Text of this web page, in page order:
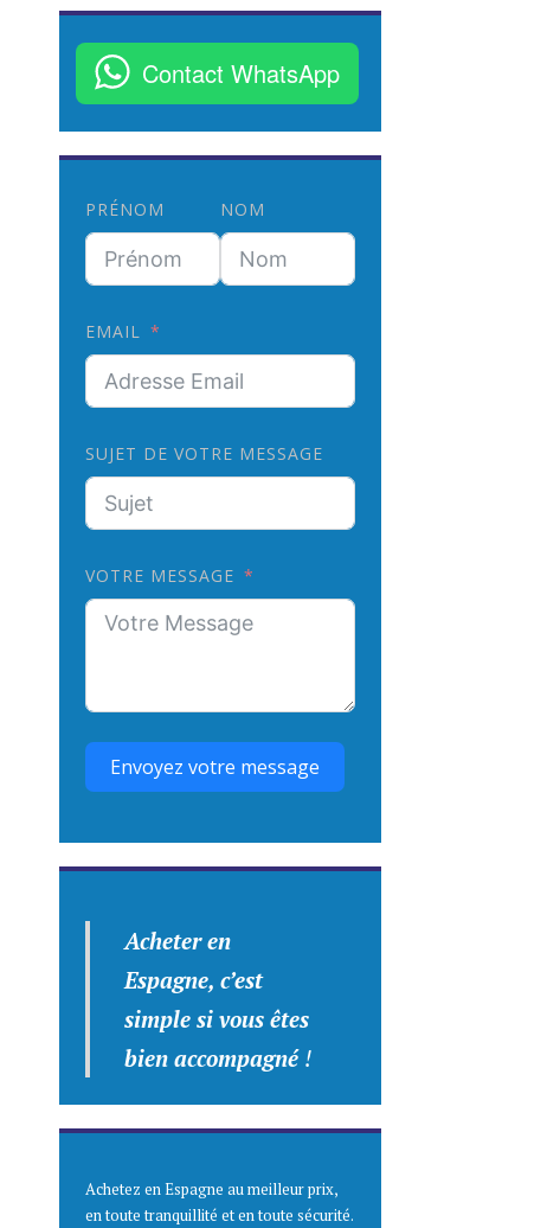
C
H
E
R
Contact WhatsApp
PRÉNOM NOM
EMAIL
SUJET DE VOTRE MESSAGE
VOTRE MESSAGE
Envoyez votre message
Acheter en
Espagne, c’est
simple si vous êtes
bien accompagné!
Achetez en Espagne au meilleur prix,
en toute tranquillité et en toute sécurité.